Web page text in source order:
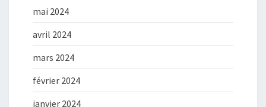
mai 2024
avril 2024
mars 2024
février 2024
janvier 2024